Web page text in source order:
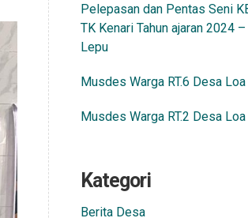
Pelepasan dan Pentas Seni
TK Kenari Tahun ajaran 2024
Lepu
Musdes Warga RT.6 Desa
Musdes Warga RT.2 Desa
Kategori
Berita Desa